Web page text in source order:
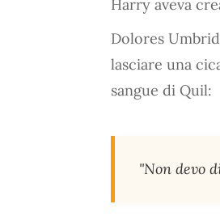
Harry aveva
Dolores
lasciare una
sangue di Quil:
"Non devo